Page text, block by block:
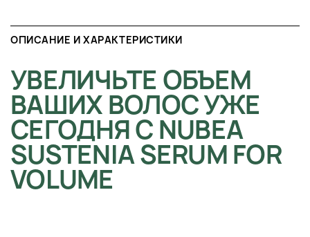
ОПИСАНИЕ И ХАРАКТЕРИСТИКИ
УВЕЛИЧЬТЕ ОБЪЕМ
ВАШИХ ВОЛОС УЖЕ
СЕГОДНЯ С NUBEA
SUSTENIA SERUM FOR
VOLUME